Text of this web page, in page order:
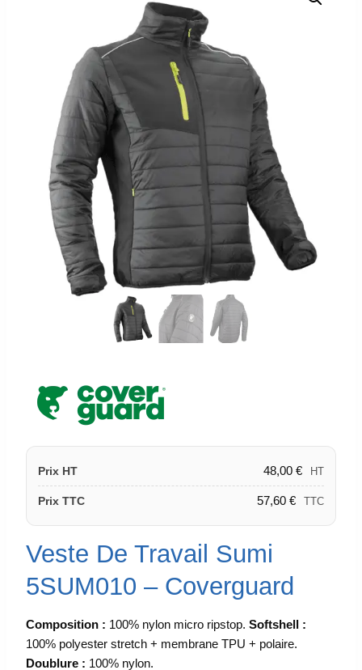
Prix HT 48,00 € HT
Prix TTC 57,60 € TTC
Veste De Travail Sumi
5SUM010 – Coverguard
Composition : 100% nylon micro ripstop. Softshell :
100% polyester stretch + membrane TPU + polaire.
Doublure : 100% nylon.